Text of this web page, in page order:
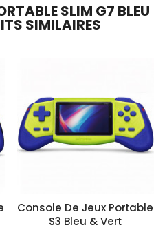
SLIM G7 BLEU
SIMILAIRES
Console De Jeux Portable
S3 Bleu & Vert